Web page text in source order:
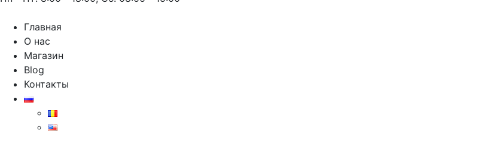
Главная
О нас
Магазин
Blog
Контакты